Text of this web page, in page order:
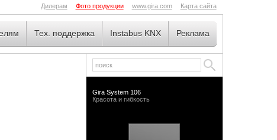
Тех. поддержка Instabus KNX Реклама
Gira System 106
Красота и гибкость
Дилерам Фото продукции www.gira.com Карта сайта